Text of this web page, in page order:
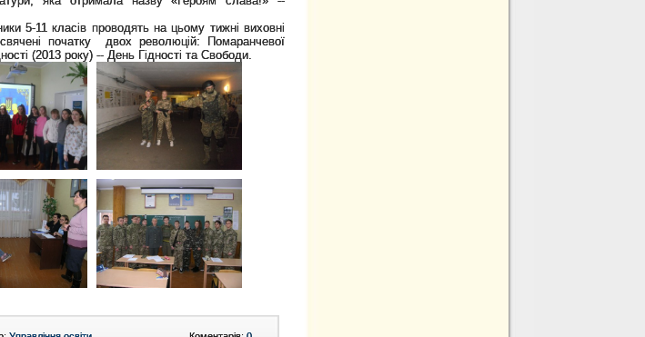
5-11 класів проводять на цьому тижні виховні
початку двох революцій: Помаранчевої
(2013 року) -- День Гідності та Свободи.